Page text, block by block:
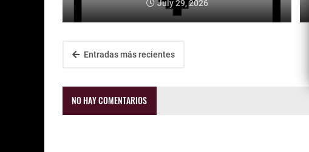
July 29, 2026
Entradas más recientes
NO HAY COMENTARIOS